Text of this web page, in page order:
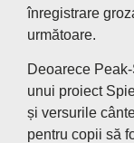
înregistrare
următoare.
Deoarece
unui proiect
și versurile
pentru copii să